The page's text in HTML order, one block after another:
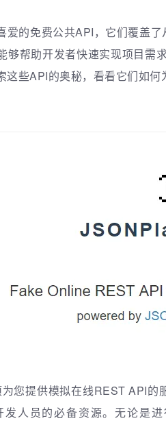
爱的免费公共API，它们覆盖
够帮助开发者快速实现项目需
些API的奥秘，看看它们如何
您提供模拟在线REST API的
人员的必备资源。无论是